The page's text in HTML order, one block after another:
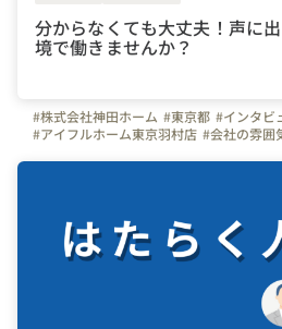
分からなくても大丈夫！声に
境で働きませんか？
#株式会社神田ホーム #東京都 #インタビ
#アイフルホーム東京羽村店 #会社の雰囲